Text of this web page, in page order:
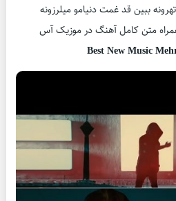
ببین قد غمت دنیامو میلرزونه
Best New Music